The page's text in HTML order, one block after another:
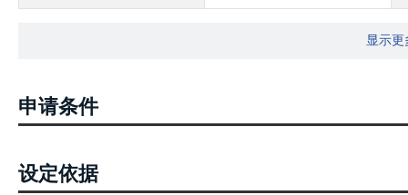
显示更
申请条件
设定依据